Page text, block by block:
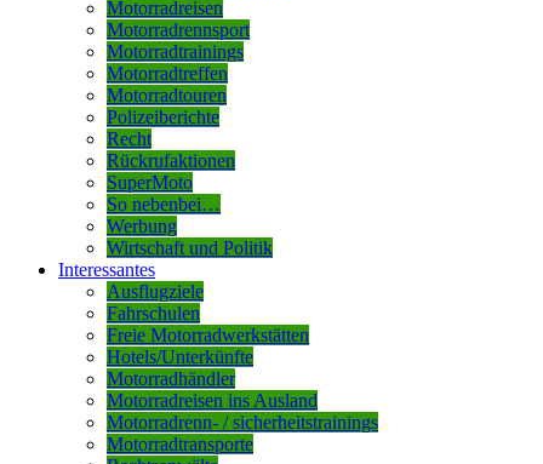
Motorradreisen
Motorradrennsport
Motorradtrainings
Motorradtreffen
Motorradtouren
Polizeiberichte
Recht
Rückrufaktionen
SuperMoto
So nebenbei…
Werbung
Wirtschaft und Politik
Interessantes
Ausflugziele
Fahrschulen
Freie Motorradwerkstätten
Hotels/Unterkünfte
Motorradhändler
Motorradreisen ins Ausland
Motorradrenn- / sicherheitstrainings
Motorradtransporte